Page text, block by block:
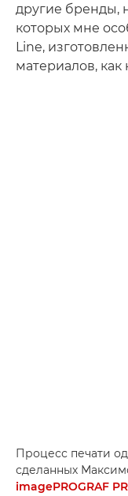
другие бренды,
которых мне
Line,
материалов, как
Процесс печати
сделанных
imagePROGRAF